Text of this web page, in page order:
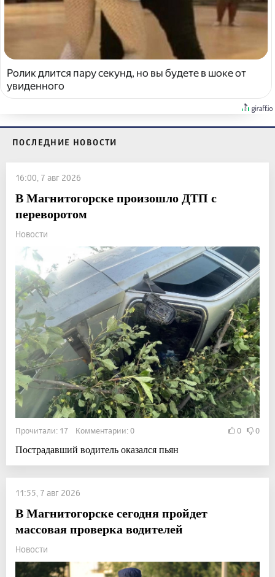
Ролик длится пару секунд, но вы будете в шоке от
увиденного
ПОСЛЕДНИЕ НОВОСТИ
16:00, 7 авг 2026
В Магнитогорске произошло ДТП с
переворотом
Новости
Прочитали: 17 Комментарии: 0 0 0
Пострадавший водитель оказался пьян
11:55, 7 авг 2026
В Магнитогорске сегодня пройдет
массовая проверка водителей
Новости